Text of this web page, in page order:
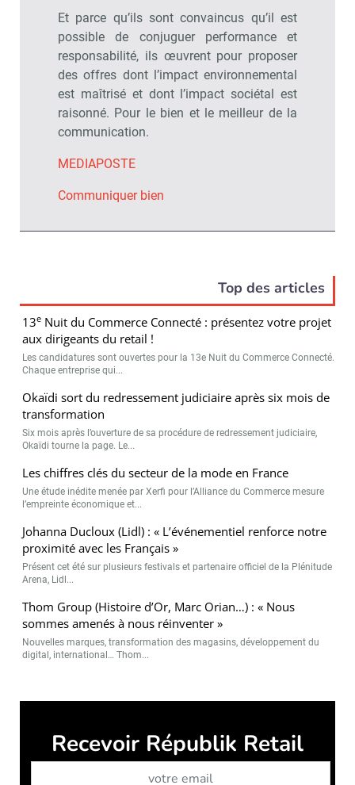
Et parce qu’ils sont convaincus qu’il est
possible de conjuguer performance et
responsabilité, ils œuvrent pour proposer
des offres dont l’impact environnemental
est maîtrisé et dont l’impact sociétal est
raisonné. Pour le bien et le meilleur de la
communication.
MEDIAPOSTE
Communiquer bien
Top des articles
13e Nuit du Commerce Connecté : présentez votre projet
aux dirigeants du retail !
Les candidatures sont ouvertes pour la 13e Nuit du Commerce Connecté.
Chaque entreprise qui...
Okaïdi sort du redressement judiciaire après six mois de
transformation
Six mois après l’ouverture de sa procédure de redressement judiciaire,
Okaïdi tourne la page. Le...
Les chiffres clés du secteur de la mode en France
Une étude inédite menée par Xerfi pour l’Alliance du Commerce mesure
l’empreinte économique et...
Johanna Ducloux (Lidl) : « L’événementiel renforce notre
proximité avec les Français »
Présent cet été sur plusieurs festivals et partenaire officiel de la Plénitude
Arena, Lidl...
Thom Group (Histoire d’Or, Marc Orian…) : « Nous
sommes amenés à nous réinventer »
Nouvelles marques, transformation des magasins, développement du
digital, international… Thom...
Républik Retail est édité par